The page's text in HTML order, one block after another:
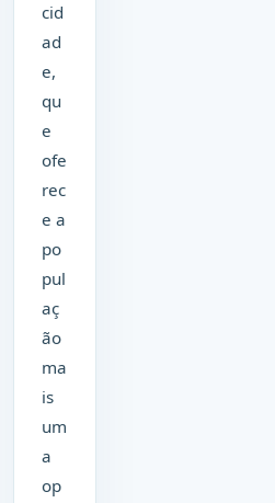
cid
ad
e,
qu
e
ofe
rec
e a
po
pul
aç
ão
ma
is
um
a
op